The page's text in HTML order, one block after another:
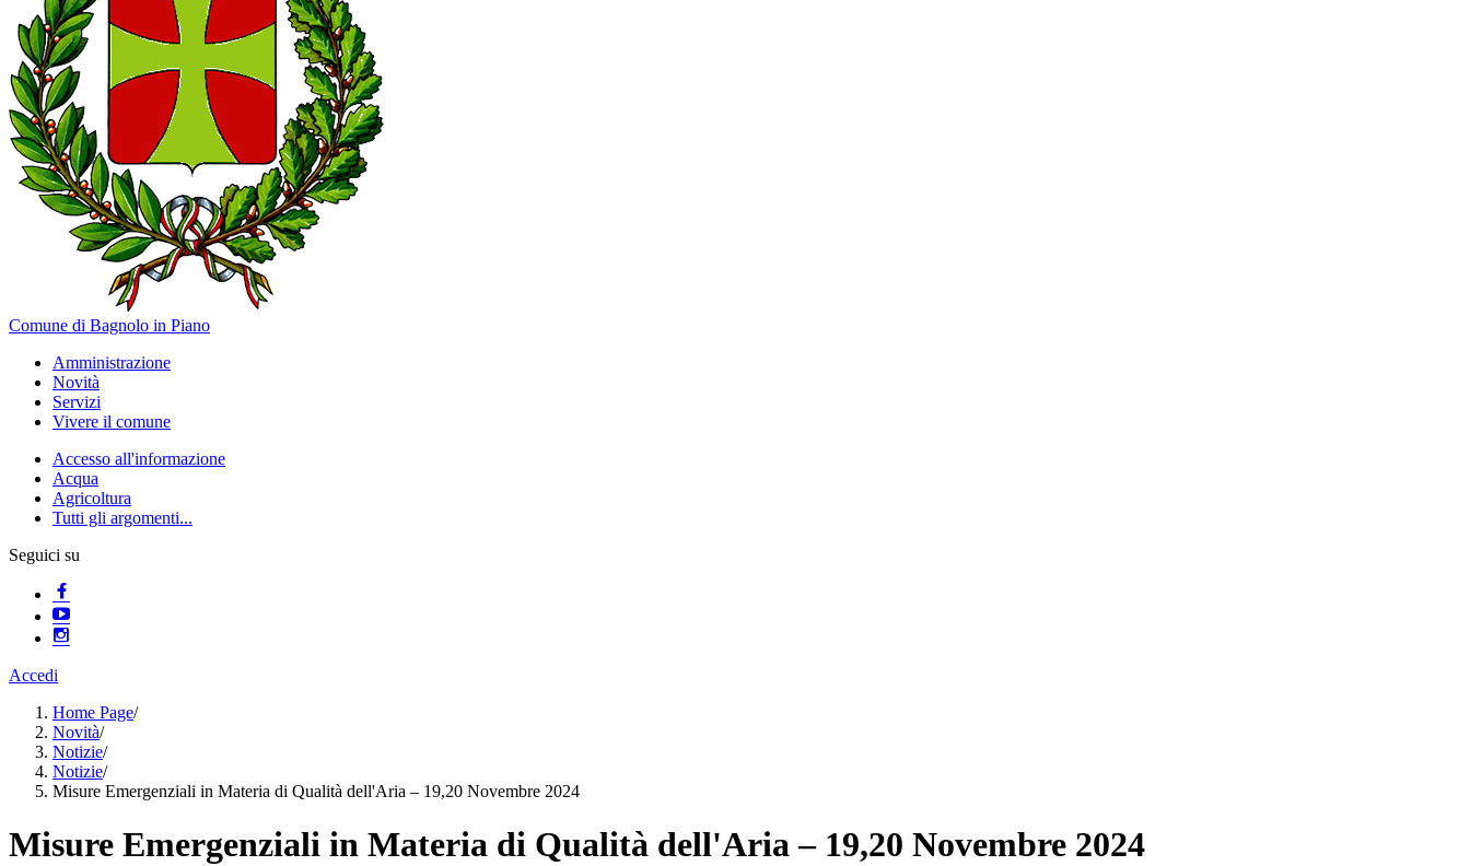
Comune di Bagnolo in Piano
Amministrazione
Novità
Servizi
Vivere il comune
Accesso all'informazione
Acqua
Agricoltura
Tutti gli argomenti...
Seguici su
Accedi
Home Page/
Novità/
Notizie/
Notizie/
Misure Emergenziali in Materia di Qualità dell'Aria – 19,20 Novembre 2024
Misure Emergenziali in Materia di Qualità dell'Aria – 19,20 Novembre 2024